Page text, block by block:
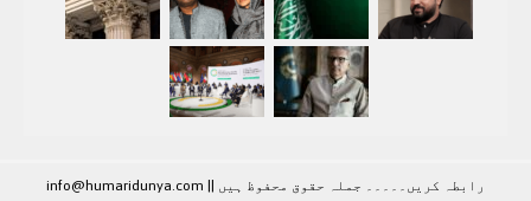
رابطہ کريں۔۔۔۔۔ جملہ حقوق محفوظ ہيں | info@humaridunya.com